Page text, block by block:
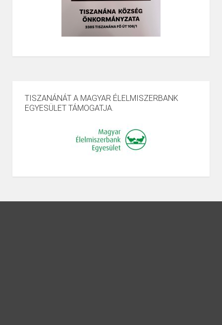
TISZANÁNÁT A MAGYAR ÉLELMISZERBANK
EGYESÜLET TÁMOGATJA.